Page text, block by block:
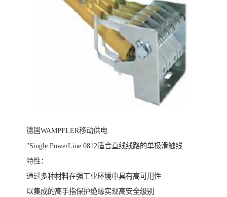
德国WAMPFLER移动供电
"Single PowerLine 0812适合直线线路的单极滑触线
特性：
通过多种材料在强工业环境中具有高可用性
以集成的高手指保护绝缘实现高安全级别